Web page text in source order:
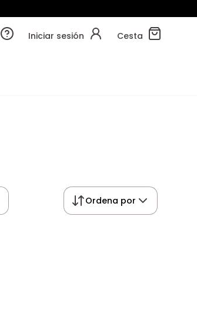
Iniciar sesión Cesta
Ordena por